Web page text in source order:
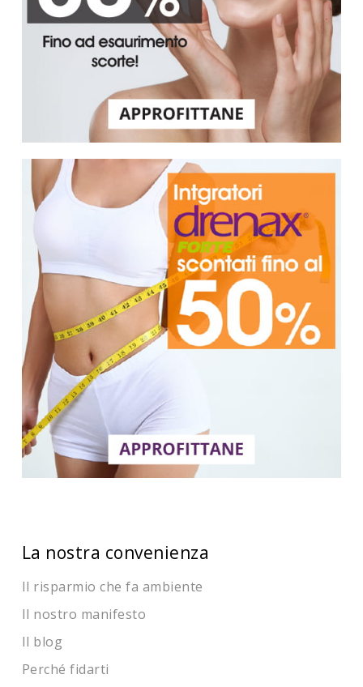
La nostra convenienza
Il risparmio che fa ambiente
Il nostro manifesto
Il blog
Perché fidarti